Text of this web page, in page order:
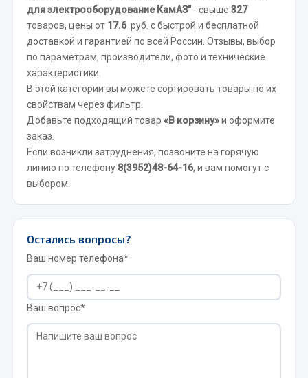
Фильтры
JSB
Mann-filter
Vic
Автоторг
Дифа
Цитрон
Фильтры DONALDSON
Всё для сварки
Газосварка
Маски, краги сварщика
Сварочное оборудование
Сварочные материалы
для электрооборудование КамАЗ"- свыше 327
товаров, цены от 17.6 руб. с быстрой и бесплатной
доставкой и гарантией по всей России. Отзывы, выбор
по параметрам, производители, фото и технические
характеристики.
В этой категории вы можете сортировать товары по их
свойствам через фильтр.
Добавьте подходящий товар «В корзину»и оформите
заказ.
Если возникли затруднения, позвоните на горячую
линию по телефону 8(3952)48-64-16, и вам помогут с
выбором.
Остались вопросы?
Ваш номер телефона*
Ваш вопрос*